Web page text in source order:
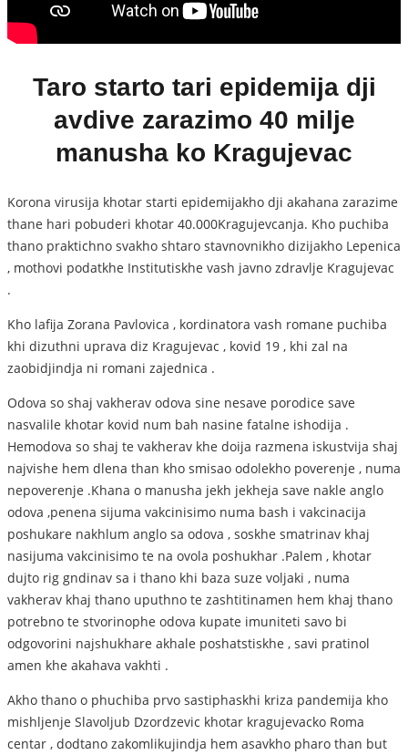
Taro starto tari epidemija dji
avdive zarazimo 40 milje
manusha ko Kragujevac
Korona virusija khotar starti epidemijakho dji akahana zarazime
thane hari pobuderi khotar 40.000Kragujevcanja. Kho puchiba
thano praktichno svakho shtaro stavnovnikho dizijakho Lepenica
, mothovi podatkhe Institutiskhe vash javno zdravlje Kragujevac
.
Kho lafija Zorana Pavlovica , kordinatora vash romane puchiba
khi dizuthni uprava diz Kragujevac , kovid 19 , khi zal na
zaobidjindja ni romani zajednica .
Odova so shaj vakherav odova sine nesave porodice save
nasvalile khotar kovid num bah nasine fatalne ishodija .
Hemodova so shaj te vakherav khe doija razmena iskustvija shaj
najvishe hem dlena than kho smisao odolekho poverenje , numa
nepoverenje .Khana o manusha jekh jekheja save nakle anglo
odova ,penena sijuma vakcinisimo numa bash i vakcinacija
poshukare nakhlum anglo sa odova , soskhe smatrinav khaj
nasijuma vakcinisimo te na ovola poshukhar .Palem , khotar
dujto rig gndinav sa i thano khi baza suze voljaki , numa
vakherav khaj thano uputhno te zashtitinamen hem khaj thano
potrebno te stvorinophe odova kupate imuniteti savo bi
odgovorini najshukhare akhale poshatstiskhe , savi pratinol
amen khe akahava vakhti .
Akho thano o phuchiba prvo sastiphaskhi kriza pandemija kho
mishljenje Slavoljub Dzordzevic khotar kragujevacko Roma
centar , dodtano zakomlikujindja hem asavkho pharo than but